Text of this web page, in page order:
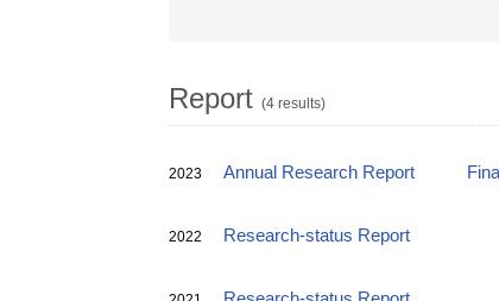
Report (4 results)
2023 Annual Research Report
2022 Research-status Report